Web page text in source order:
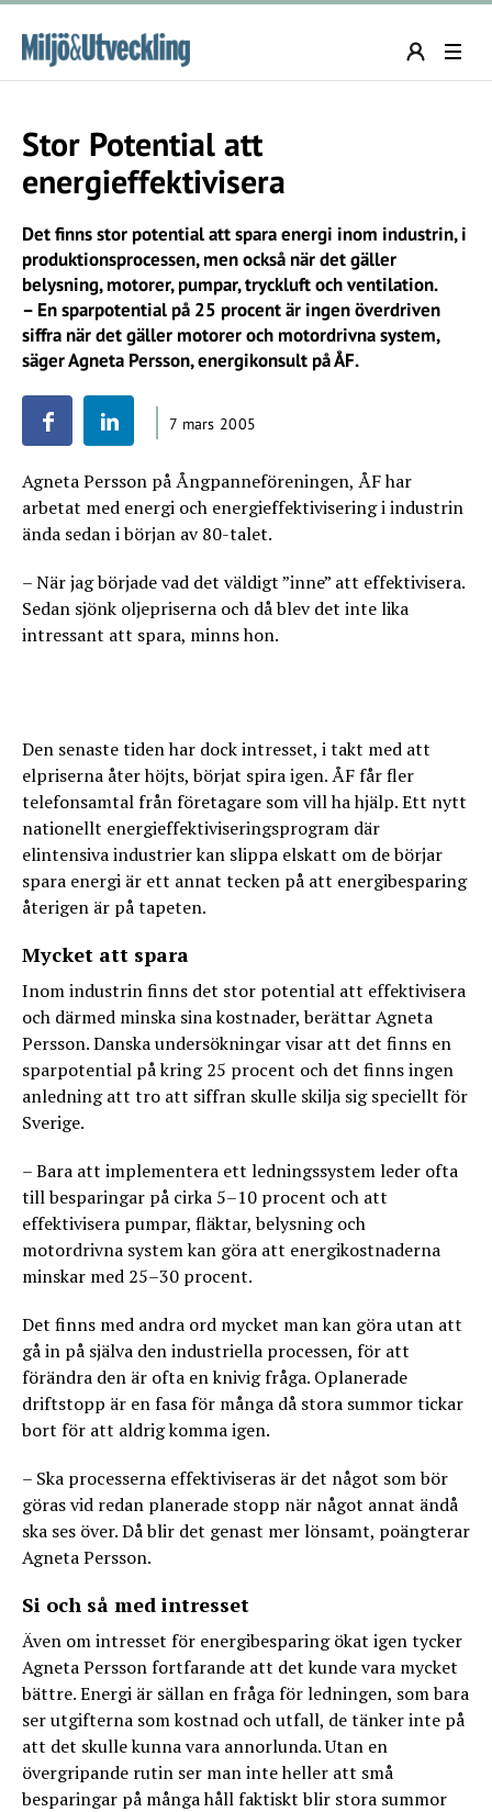
Stor Potential att
energieffektivisera
Det finns stor potential att spara energi inom industrin, i
produktionsprocessen, men också när det gäller
belysning, motorer, pumpar, tryckluft och ventilation.
– En sparpotential på 25 procent är ingen överdriven
siffra när det gäller motorer och motordrivna system,
säger Agneta Persson, energikonsult på ÅF.
7 mars 2005
Agneta Persson på Ångpanneföreningen, ÅF har
arbetat med energi och energieffektivisering i industrin
ända sedan i början av 80-talet.
– När jag började vad det väldigt ”inne” att effektivisera.
Sedan sjönk oljepriserna och då blev det inte lika
intressant att spara, minns hon.
Den senaste tiden har dock intresset, i takt med att
elpriserna åter höjts, börjat spira igen. ÅF får fler
telefonsamtal från företagare som vill ha hjälp. Ett nytt
nationellt energieffektiviseringsprogram där
elintensiva industrier kan slippa elskatt om de börjar
spara energi är ett annat tecken på att energibesparing
återigen är på tapeten.
Mycket att spara
Inom industrin finns det stor potential att effektivisera
och därmed minska sina kostnader, berättar Agneta
Persson. Danska undersökningar visar att det finns en
sparpotential på kring 25 procent och det finns ingen
anledning att tro att siffran skulle skilja sig speciellt för
Sverige.
– Bara att implementera ett ledningssystem leder ofta
till besparingar på cirka 5–10 procent och att
effektivisera pumpar, fläktar, belysning och
motordrivna system kan göra att energikostnaderna
minskar med 25–30 procent.
Det finns med andra ord mycket man kan göra utan att
gå in på själva den industriella processen, för att
förändra den är ofta en knivig fråga. Oplanerade
driftstopp är en fasa för många då stora summor tickar
bort för att aldrig komma igen.
– Ska processerna effektiviseras är det något som bör
göras vid redan planerade stopp när något annat ändå
ska ses över. Då blir det genast mer lönsamt, poängterar
Agneta Persson.
Si och så med intresset
Även om intresset för energibesparing ökat igen tycker
Agneta Persson fortfarande att det kunde vara mycket
bättre. Energi är sällan en fråga för ledningen, som bara
ser utgifterna som kostnad och utfall, de tänker inte på
att det skulle kunna vara annorlunda. Utan en
övergripande rutin ser man inte heller att små
besparingar på många håll faktiskt blir stora summor